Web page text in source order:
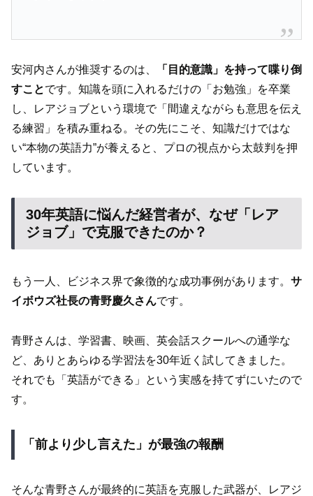
安河内さんが推奨するのは、
「目的意識」を持って喋り倒
すことです。知識を頭に入れるだけの「お勉強」を卒業
し、レアジョブという環境で「間違えながらも意思を伝え
る練習」を積み重ねる。その先にこそ、知識だけではな
い“本物の英語力”が養えると、プロの視点から太鼓判を押
しています。
30年英語に悩んだ経営者が、なぜ「レア
ジョブ」で克服できたのか？
もう一人、ビジネス界で象徴的な成功事例があります。 サ
イボウズ社長の青野慶久さんです。
青野さんは、学習書、映画、英会話スクールへの通学な
ど、ありとあらゆる学習法を30年近く試してきました。
それでも「英語ができる」という実感を持てずにいたので
す。
「前より少し言えた」が最強の報酬
そんな青野さんが最終的に英語を克服した武器が、レアジ